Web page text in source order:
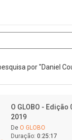
por "Daniel
O GLOBO -
2019
De O GLOBO
Duração: 0:25:17